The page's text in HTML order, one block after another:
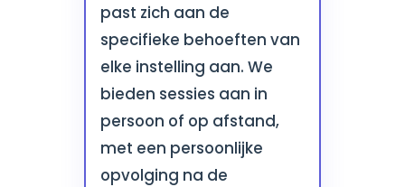
past zich aan de
specifieke behoeften van
elke instelling aan. We
bieden sessies aan in
persoon of op afstand,
met een persoonlijke
opvolging na de